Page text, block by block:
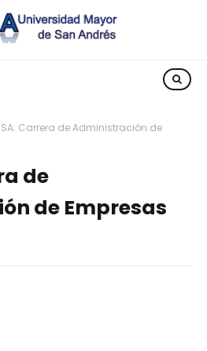
Carrera de Administración de
de
de Empresas